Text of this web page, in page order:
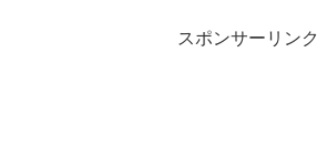
スポンサーリンク